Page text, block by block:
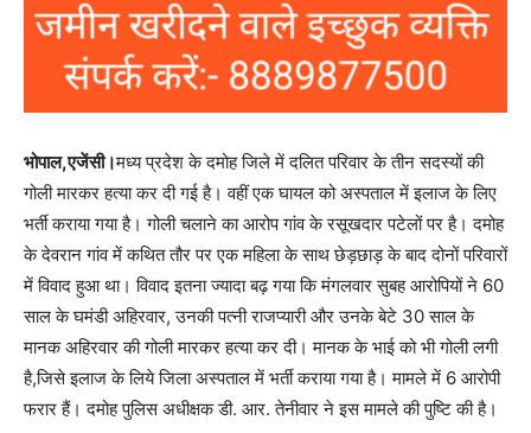
भोपाल,एजेंसी।मध्य प्रदेश के दमोह जिले में दलित परिवार के तीन सदस्यों की
गोली मारकर हत्या कर दी गई है। वहीं एक घायल को अस्पताल में इलाज के लिए
भर्ती कराया गया है। गोली चलाने का आरोप गांव के रसूखदार पटेलों पर है। दमोह
के देवरान गांव में कथित तौर पर एक महिला के साथ छेड़छाड़ के बाद दोनों परिवारों
में विवाद हुआ था। विवाद इतना ज्यादा बढ़ गया कि मंगलवार सुबह आरोपियों ने 60
साल के घमंडी अहिरवार, उनकी पत्नी राजप्यारी और उनके बेटे 30 साल के
मानक अहिरवार की गोली मारकर हत्या कर दी। मानक के भाई को भी गोली लगी
है,जिसे इलाज के लिये जिला अस्पताल में भर्ती कराया गया है। मामले में 6 आरोपी
फरार हैं। दमोह पुलिस अधीक्षक डी. आर. तेनीवार ने इस मामले की पुष्टि की है।